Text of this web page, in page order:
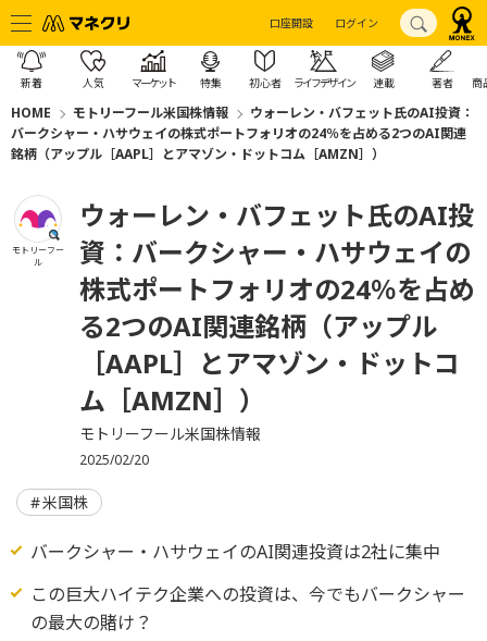
口座開設 ログイン
新着 人気 マーケット 特集 初心者 ライフデザイン 連載 著者 商
HOME モトリーフール米国株情報
ウォーレン・バフェット氏のAI投資：
バークシャー・ハサウェイの株式ポートフォリオの24％を占める2つのAI関連
銘柄（アップル［AAPL］とアマゾン・ドットコム［AMZN］）
モトリーフー
ル
ウォーレン・バフェット氏のAI投
資：バークシャー・ハサウェイの
株式ポートフォリオの24％を占め
る2つのAI関連銘柄（アップル
［AAPL］とアマゾン・ドットコ
ム［AMZN］）
モトリーフール米国株情報
2025/02/20
米国株
バークシャー・ハサウェイのAI関連投資は2社に集中
この巨大ハイテク企業への投資は、今でもバークシャー
の最大の賭け？